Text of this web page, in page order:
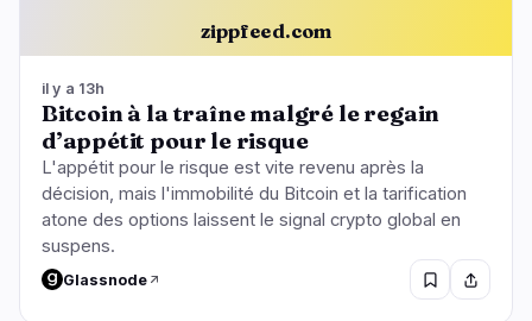
zippfeed.com
il y a 13h
Bitcoin à la traîne malgré le regain
d’appétit pour le risque
L'appétit pour le risque est vite revenu après la
décision, mais l'immobilité du Bitcoin et la tarification
atone des options laissent le signal crypto global en
suspens.
Glassnode